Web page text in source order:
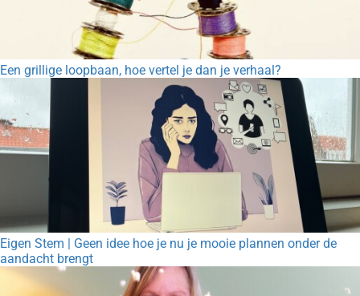
Een grillige loopbaan, hoe vertel je dan je verhaal?
Eigen Stem | Geen idee hoe je nu je mooie plannen onder de
aandacht brengt